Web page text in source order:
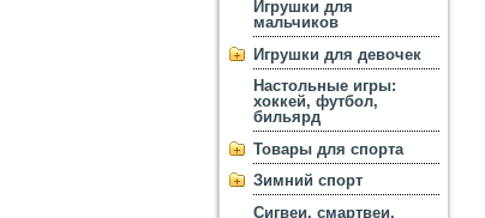
Игрушки для
мальчиков
Игрушки для девочек
Настольные игры:
хоккей, футбол,
бильярд
Товары для спорта
Зимний спорт
Сигвеи, смартвеи,